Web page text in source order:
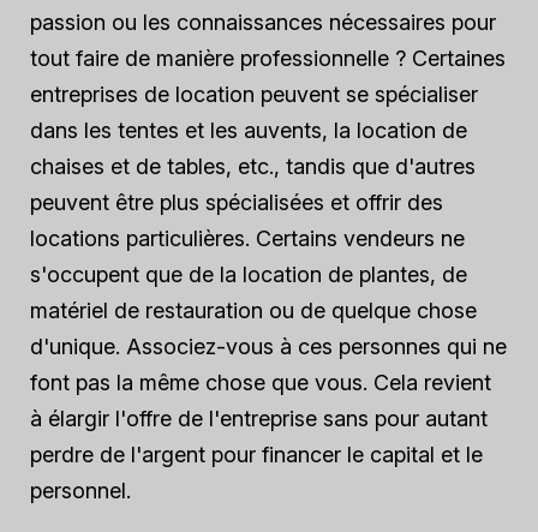
passion ou les connaissances nécessaires pour
tout faire de manière professionnelle ? Certaines
entreprises de location peuvent se spécialiser
dans les tentes et les auvents, la location de
chaises et de tables, etc., tandis que d'autres
peuvent être plus spécialisées et offrir des
locations particulières. Certains vendeurs ne
s'occupent que de la location de plantes, de
matériel de restauration ou de quelque chose
d'unique. Associez-vous à ces personnes qui ne
font pas la même chose que vous. Cela revient
à élargir l'offre de l'entreprise sans pour autant
perdre de l'argent pour financer le capital et le
personnel.